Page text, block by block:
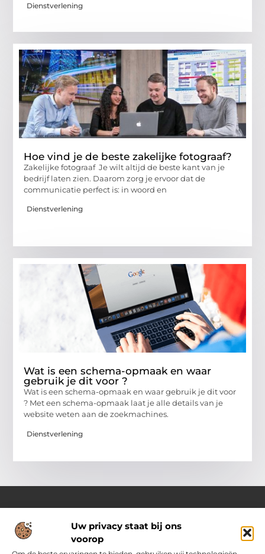
Uw privacy staat bij ons
voorop
Dienstverlening
Hoe vind je de beste zakelijke fotograaf?
Zakelijke fotograaf Je wilt altijd de beste kant van je
bedrijf laten zien. Daarom zorg je ervoor dat de
communicatie perfect is: in woord en
Dienstverlening
Wat is een schema-opmaak en waar
gebruik je dit voor ?
Wat is een schema-opmaak en waar gebruik je dit voor
? Met een schema-opmaak laat je alle details van je
website weten aan de zoekmachines.
Dienstverlening
Over Pass4sure.nl
Jouw bron voor slimme inzichten en praktische tips
Verken een gevarieerd aanbod aan blogs en artikelen die je